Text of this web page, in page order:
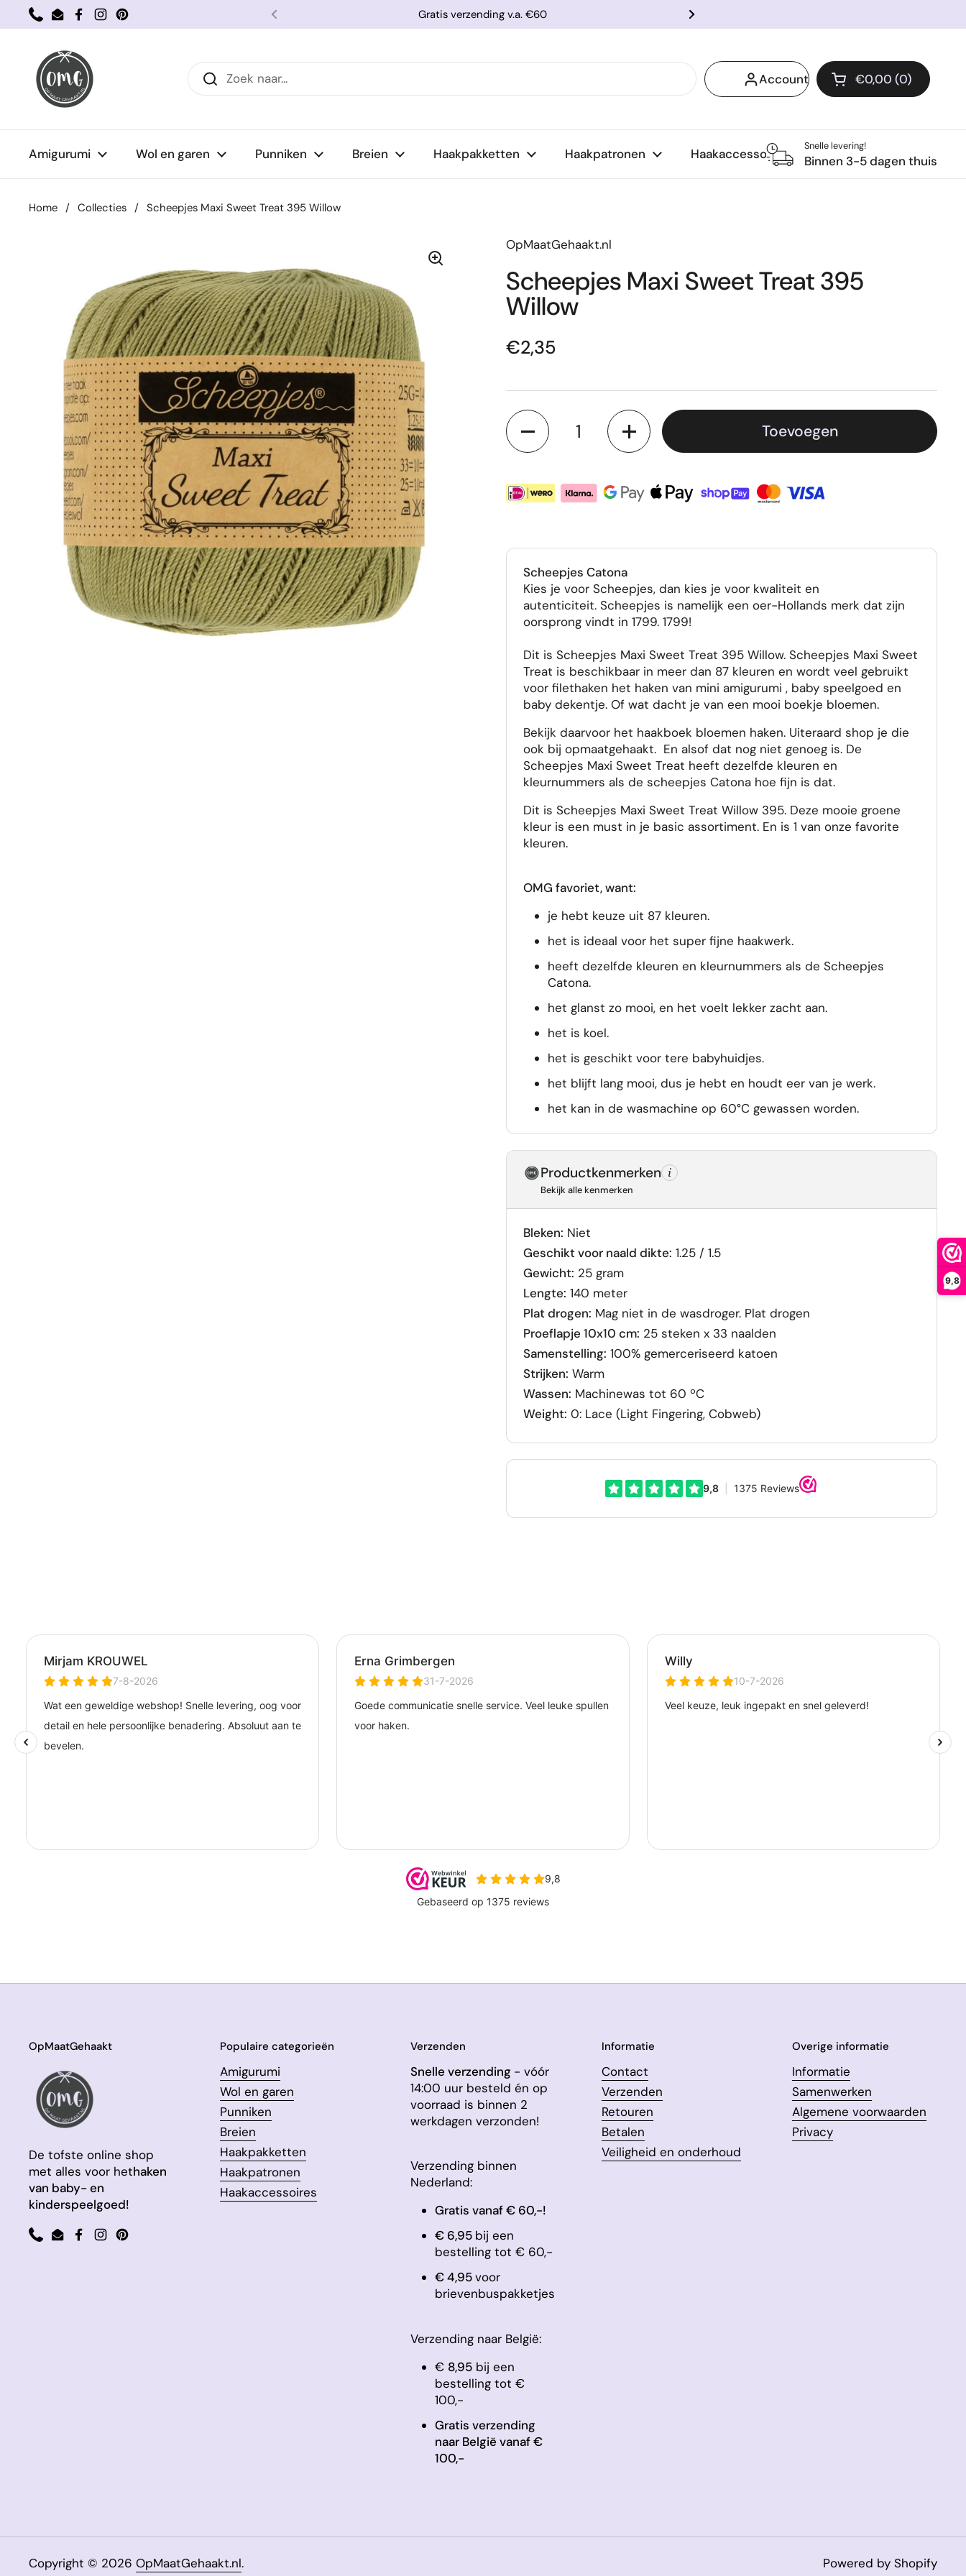
9,8
Ga naar content
PhoneEmailFacebook
Instagram
Pinterest Vorige Gratis verzending v.a. €60 Volgende
Account Winkelwagentje
Winkelmand Totaal:
€0,00 0
producten in je
Amigurumi Wol en garen Punniken Breien Haakpakketten Haakpatronen Haakaccessoires
Snelle levering!
Binnen 3-5 dagen thuis
Home / Collecties / Scheepjes Maxi Sweet Treat 395 Willow
OpMaatGehaakt.nl
Scheepjes Maxi Sweet Treat 395
Willow
Prijs:
€2,35
Aantal
Toevoegen
Scheepjes Catona
Kies je voor Scheepjes, dan kies je voor kwaliteit en
autenticiteit. Scheepjes is namelijk een oer-Hollands merk dat zijn
oorsprong vindt in 1799. 1799!
Dit is Scheepjes Maxi Sweet Treat 395 Willow. Scheepjes Maxi Sweet
Treat is beschikbaar in meer dan 87 kleuren en wordt veel gebruikt
voor filethaken het haken van mini amigurumi , baby speelgoed en
baby dekentje. Of wat dacht je van een mooi boekje bloemen.
Bekijk daarvoor het haakboek bloemen haken. Uiteraard shop je die
ook bij opmaatgehaakt. En alsof dat nog niet genoeg is. De
Scheepjes Maxi Sweet Treat heeft dezelfde kleuren en
kleurnummers als de scheepjes Catona hoe fijn is dat.
Dit is Scheepjes Maxi Sweet Treat Willow 395. Deze mooie groene
kleur is een must in je basic assortiment. En is 1 van onze favorite
kleuren.
OMG favoriet, want:
je hebt keuze uit 87 kleuren.
het is ideaal voor het super fijne haakwerk.
heeft dezelfde kleuren en kleurnummers als de Scheepjes
Catona.
het glanst zo mooi, en het voelt lekker zacht aan.
het is koel.
het is geschikt voor tere babyhuidjes.
het blijft lang mooi, dus je hebt en houdt eer van je werk.
het kan in de wasmachine op 60°C gewassen worden.
Productkenmerken
Bekijk alle kenmerken
Bleken: Niet
Geschikt voor naald dikte: 1.25 / 1.5
Gewicht: 25 gram
Lengte: 140 meter
Plat drogen: Mag niet in de wasdroger. Plat drogen
Proeflapje 10x10 cm: 25 steken x 33 naalden
Samenstelling: 100% gemerceriseerd katoen
Strijken: Warm
Wassen: Machinewas tot 60 ºC
Weight: 0: Lace (Light Fingering, Cobweb)
OpMaatGehaakt
De tofste online shop
met alles voor hethaken
van baby- en
kinderspeelgoed!
PhoneEmailFacebook
Instagram
Pinterest
Populaire categorieën
Amigurumi
Wol en garen
Punniken
Breien
Haakpakketten
Haakpatronen
Haakaccessoires
Verzenden
Snelle verzending - vóór
14:00 uur besteld én op
voorraad is binnen 2
werkdagen verzonden!
Verzending binnen
Nederland:
Gratis vanaf € 60,-!
€ 6,95 bij een
bestelling tot € 60,-
​€ 4,95voor
brievenbuspakketjes
Verzending naar België:
€ 8,95 bij een
bestelling tot €
100,-
Gratis verzending
naar België vanaf €
100,-
Informatie
Contact
Verzenden
Retouren
Betalen
Veiligheid en onderhoud
Overige informatie
Informatie
Samenwerken
Algemene voorwaarden
Privacy
Copyright © 2026 OpMaatGehaakt.nl. Powered by Shopify